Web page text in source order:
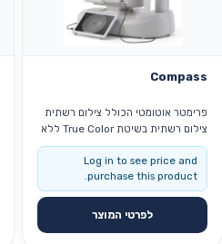
Compass
פרימטר אוטומטי הכולל צילום רשתית
צילום רשתית בשיטת True Color ללא
צורך בהרחבת אישונים צילום עצב
הראייה ב-3D צילום של 60 מעלות
ברשתית קבלת 3 תמונות רשתית:
infrared, red-free, color בדיקת
לפרטי המוצר
Log in to see price and
purchase this product.